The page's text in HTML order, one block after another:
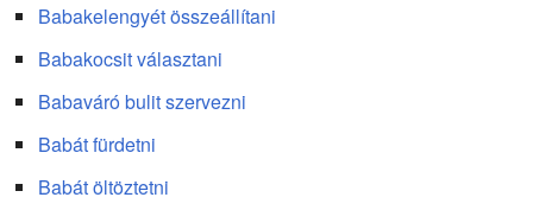
Babakelengyét összeállítani
Babakocsit választani
Babaváró bulit szervezni
Babát fürdetni
Babát öltöztetni